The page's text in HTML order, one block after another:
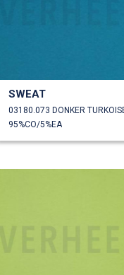
SWEAT
03180.073 DONKER
95%CO/5%EA